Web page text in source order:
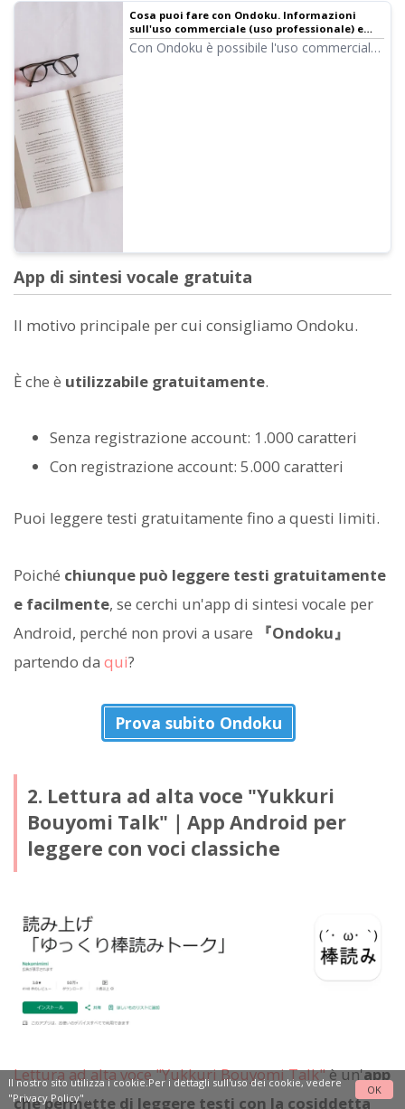
Cosa puoi fare con Ondoku. Informazioni
sull'uso commerciale (uso professionale) e
divieti.
Con Ondoku è possibile l'uso commerciale
App di sintesi vocale gratuita
Il motivo principale per cui consigliamo Ondoku.
È che è utilizzabile gratuitamente.
Senza registrazione account: 1.000 caratteri
Con registrazione account: 5.000 caratteri
Puoi leggere testi gratuitamente fino a questi limiti.
Poiché chiunque può leggere testi gratuitamente
e facilmente, se cerchi un'app di sintesi vocale per
Android, perché non provi a usare
『Ondoku』
partendo da qui?
Prova subito Ondoku
2. Lettura ad alta voce "Yukkuri
Bouyomi Talk"｜App Android per
leggere con voci classiche
Lettura ad alta voce "Yukkuri Bouyomi Talk"è un'app
che permette di leggere testi con la cosiddetta
Il nostro sito utilizza i cookie.Per i dettagli sull'uso dei cookie, vedere
"Privacy Policy"
OK